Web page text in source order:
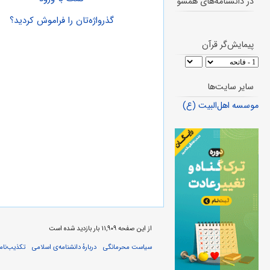
گذرواژه‌تان را فراموش کردید؟
پیمایش‌گر قرآن
سایر سایت‌ها
موسسه اهل‌البیت (ع)
از این صفحه ۱۱,۹۰۹ بار بازدید شده است
سیاست محرمانگی
دربارهٔ دانشنامه‌ی اسلامی